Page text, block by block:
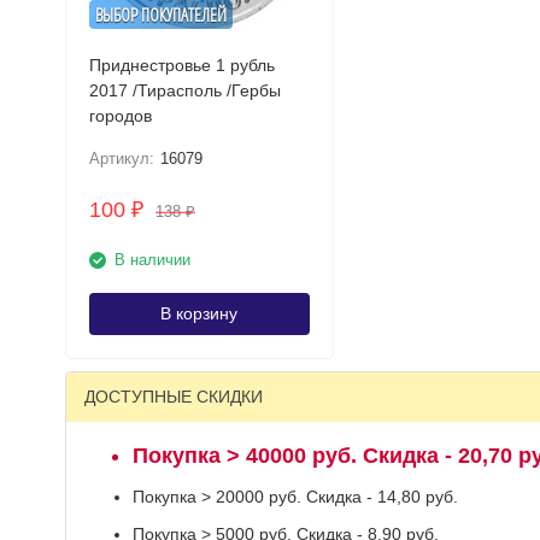
ВЫБОР ПОКУПАТЕЛЕЙ
Приднестровье 1 рубль
2017 /Тирасполь /Гербы
городов
Артикул: 16079
100 ₽ 138₽
В наличии
В корзину
ДОСТУПНЫЕ СКИДКИ
Покупка > 40000 руб. Скидка - 20,70
Покупка > 20000 руб. Скидка - 14,80 руб.
Покупка > 5000 руб. Скидка - 8,90 руб.